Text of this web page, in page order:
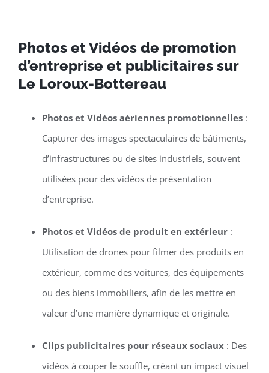
Photos et Vidéos de promotion
d’entreprise et publicitaires sur
Le Loroux-Bottereau
Photos et Vidéos aériennes promotionnelles:
Capturer des images spectaculaires de bâtiments,
d’infrastructures ou de sites industriels, souvent
utilisées pour des vidéos de présentation
d’entreprise.
Photos et Vidéos de produit en extérieur:
Utilisation de drones pour filmer des produits en
extérieur, comme des voitures, des équipements
ou des biens immobiliers, afin de les mettre en
valeur d’une manière dynamique et originale.
Clips publicitaires pour réseaux sociaux: Des
vidéos à couper le souffle, créant un impact visuel